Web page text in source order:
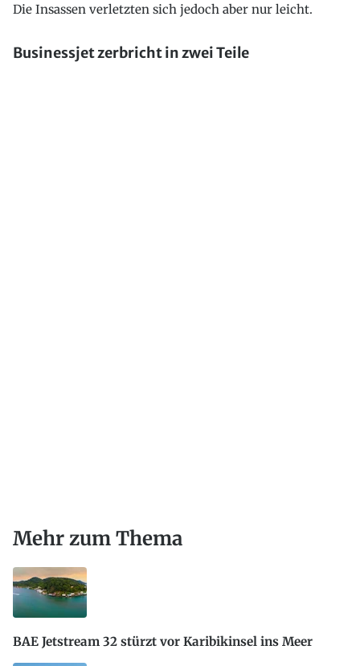
Die Insassen verletzten sich jedoch aber nur leicht.
Businessjet zerbricht in zwei Teile
Mehr zum Thema
BAE Jetstream 32 stürzt vor Karibikinsel ins Meer